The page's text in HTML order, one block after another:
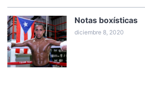
Notas boxísticas
diciembre 8, 2020